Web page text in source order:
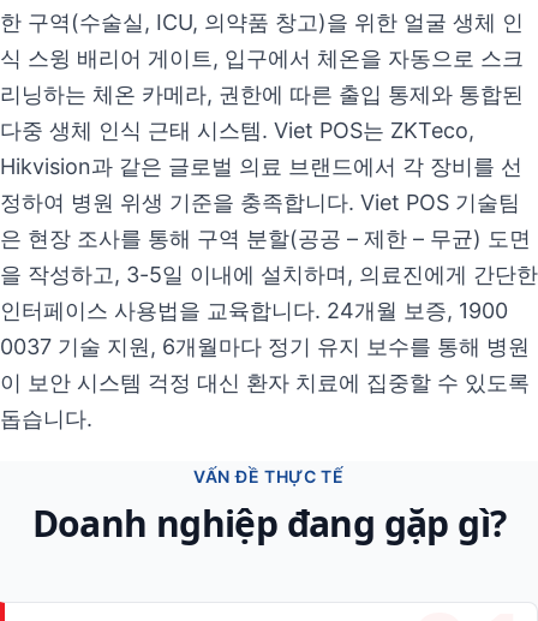
한 구역(수술실, ICU, 의약품 창고)을 위한 얼굴 생체 인
식 스윙 배리어 게이트, 입구에서 체온을 자동으로 스크
리닝하는 체온 카메라, 권한에 따른 출입 통제와 통합된
다중 생체 인식 근태 시스템. Viet POS는 ZKTeco,
Hikvision과 같은 글로벌 의료 브랜드에서 각 장비를 선
정하여 병원 위생 기준을 충족합니다. Viet POS 기술팀
은 현장 조사를 통해 구역 분할(공공 – 제한 – 무균) 도면
을 작성하고, 3-5일 이내에 설치하며, 의료진에게 간단한
인터페이스 사용법을 교육합니다. 24개월 보증, 1900
0037 기술 지원, 6개월마다 정기 유지 보수를 통해 병원
이 보안 시스템 걱정 대신 환자 치료에 집중할 수 있도록
돕습니다.
VẤN ĐỀ THỰC TẾ
Doanh nghiệp đang gặp gì?